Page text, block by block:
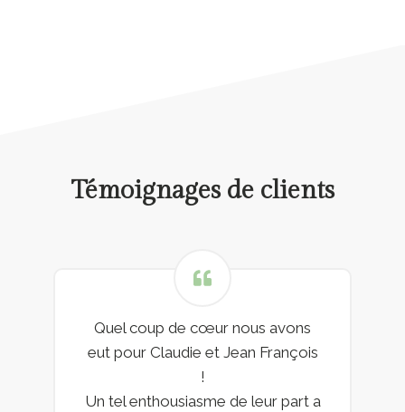
Témoignages de clients
Quel coup de cœur nous avons
eut pour Claudie et Jean François
!
Un tel enthousiasme de leur part a